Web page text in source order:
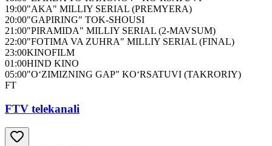
19:00"AKA" MILLIY SERIAL (PREMYERA)
20:00"GAPIRING" TOK-SHOUSI
21:00"PIRAMIDA" MILLIY SERIAL (2-MAVSUM)
22:00"FOTIMA VA ZUHRA" MILLIY SERIAL (FINAL)
23:00KINOFILM
01:00HIND KINO
05:00"O‘ZIMIZNING GAP" KO‘RSATUVI (TAKRORIY)
FT
FTV telekanali